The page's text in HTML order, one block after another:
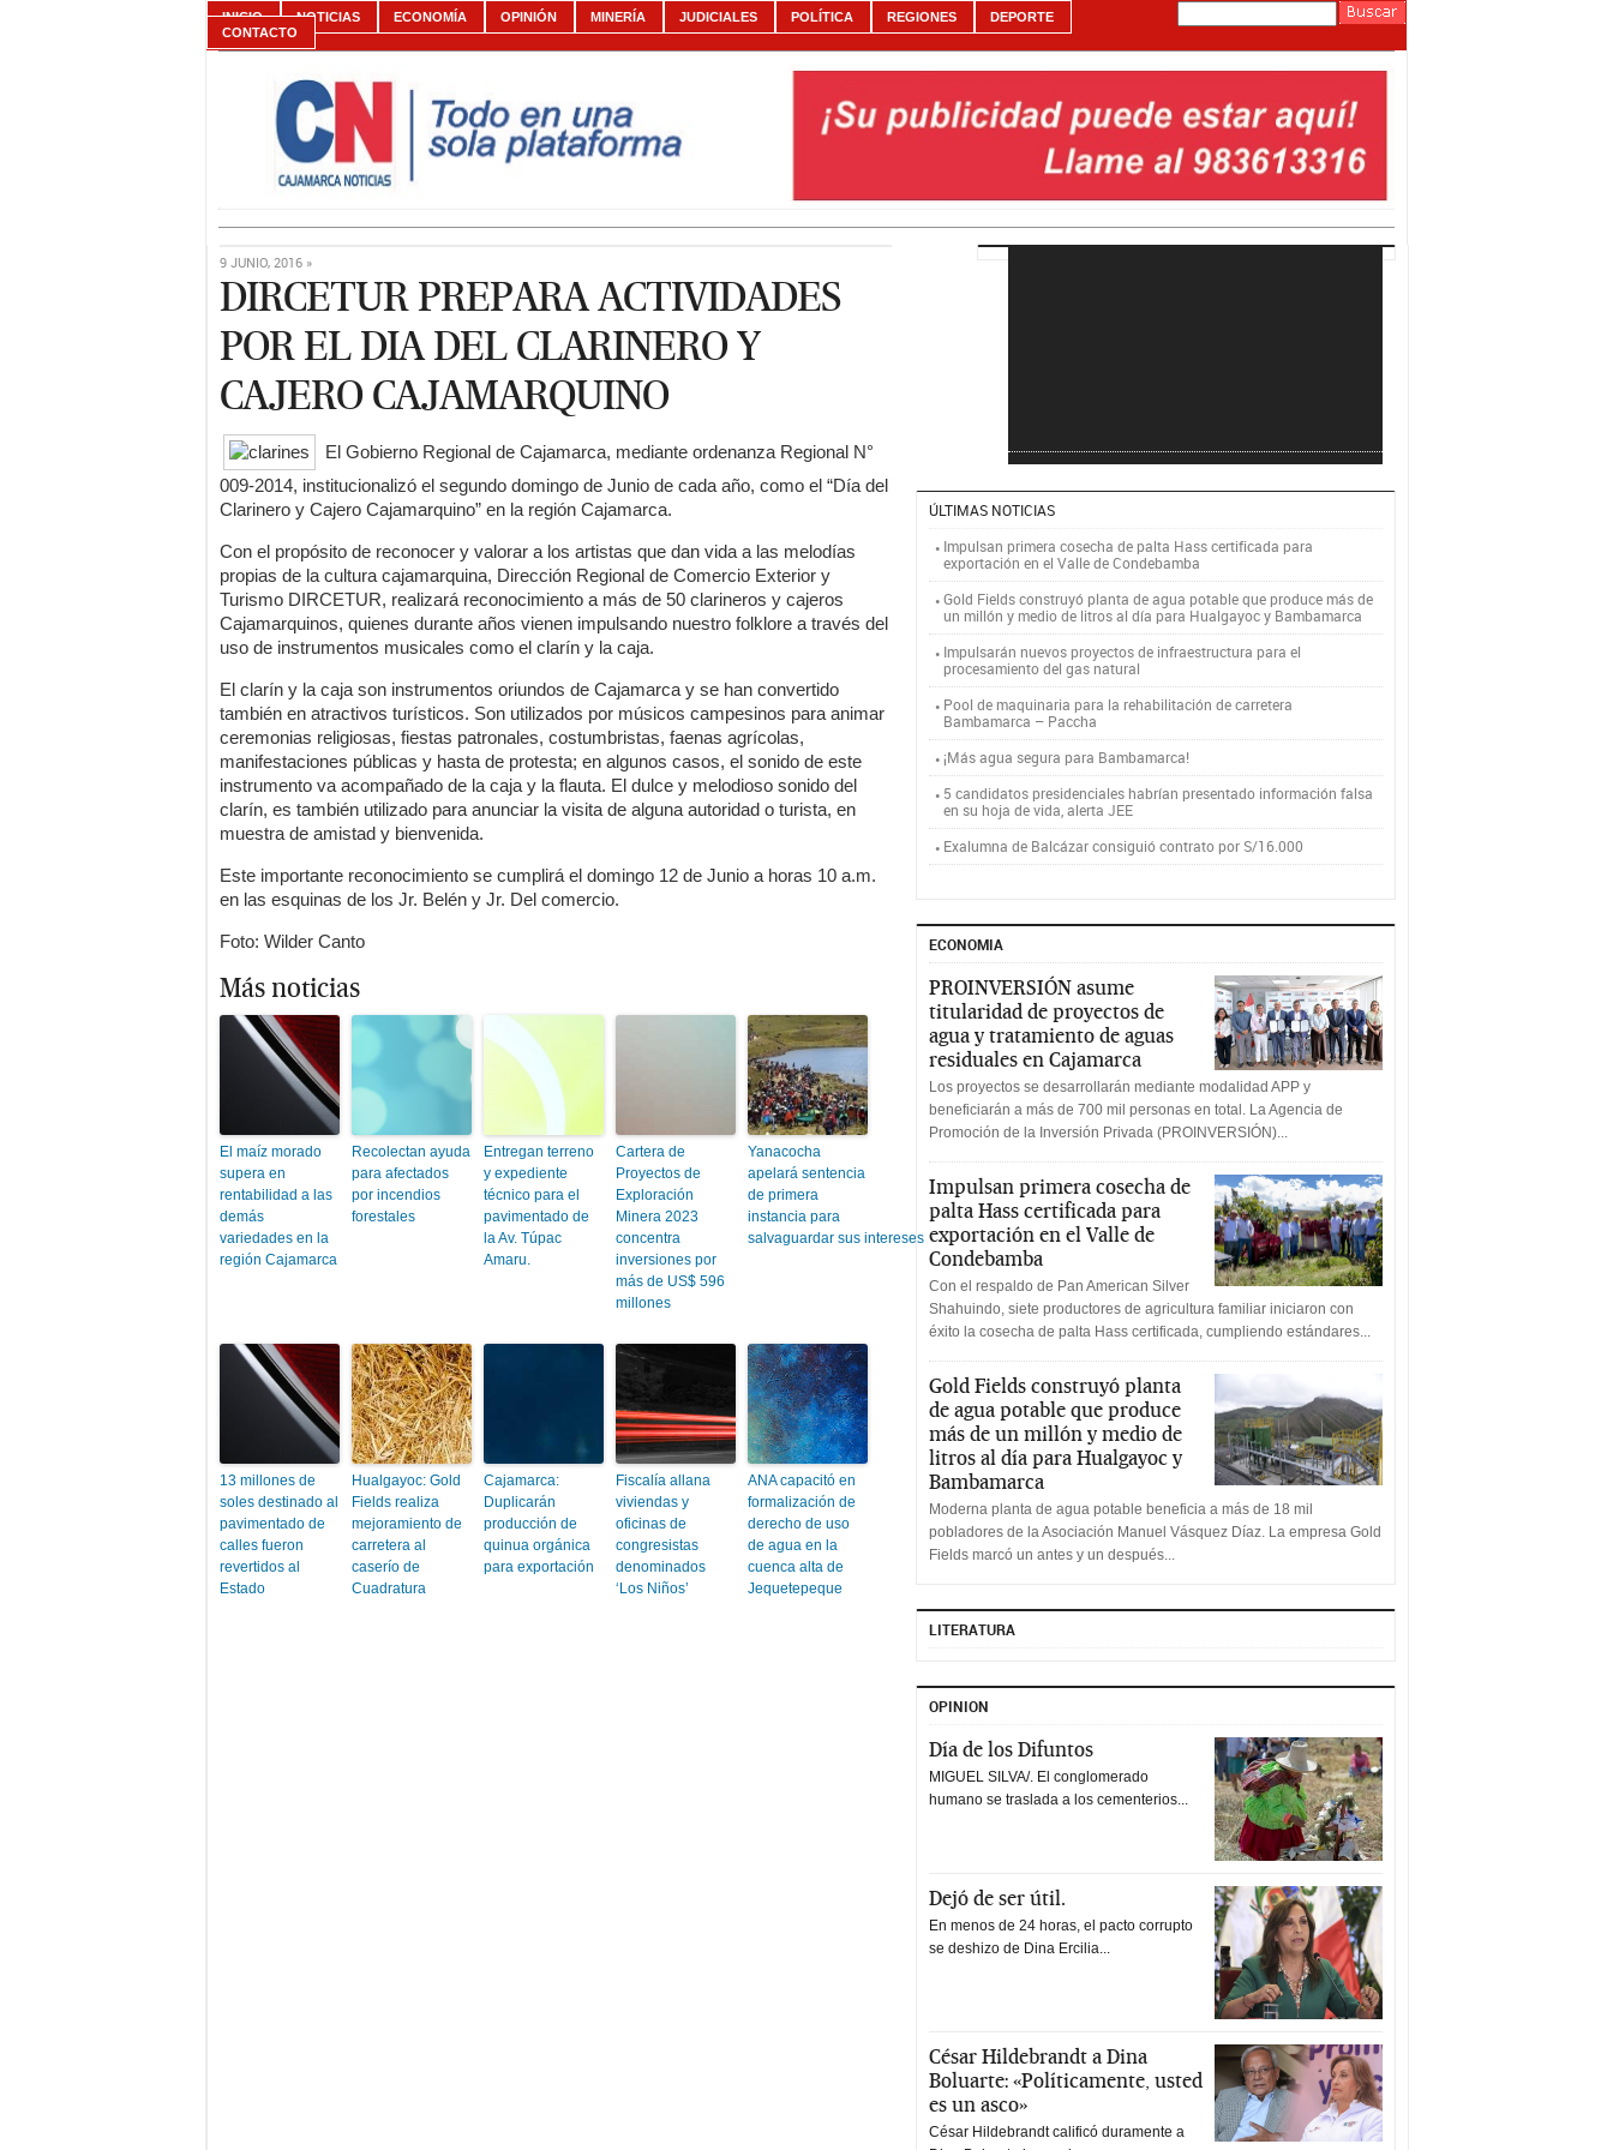
INICIO NOTICIAS ECONOMÍA OPINIÓN MINERÍA JUDICIALES POLÍTICA REGIONES
DEPORTE
CONTACTO
9 JUNIO, 2016 »
DIRCETUR PREPARA ACTIVIDADES
POR EL DIA DEL CLARINERO Y
CAJERO CAJAMARQUINO
El Gobierno Regional de Cajamarca, mediante ordenanza Regional N°
009-2014, institucionalizó el segundo domingo de Junio de cada año, como el “Día del
Clarinero y Cajero Cajamarquino” en la región Cajamarca.
Con el propósito de reconocer y valorar a los artistas que dan vida a las melodías
propias de la cultura cajamarquina, Dirección Regional de Comercio Exterior y
Turismo DIRCETUR, realizará reconocimiento a más de 50 clarineros y cajeros
Cajamarquinos, quienes durante años vienen impulsando nuestro folklore a través del
uso de instrumentos musicales como el clarín y la caja.
El clarín y la caja son instrumentos oriundos de Cajamarca y se han convertido
también en atractivos turísticos. Son utilizados por músicos campesinos para animar
ceremonias religiosas, fiestas patronales, costumbristas, faenas agrícolas,
manifestaciones públicas y hasta de protesta; en algunos casos, el sonido de este
instrumento va acompañado de la caja y la flauta. El dulce y melodioso sonido del
clarín, es también utilizado para anunciar la visita de alguna autoridad o turista, en
muestra de amistad y bienvenida.
Este importante reconocimiento se cumplirá el domingo 12 de Junio a horas 10 a.m.
en las esquinas de los Jr. Belén y Jr. Del comercio.
Foto: Wilder Canto
Más noticias
El maíz morado
supera en
rentabilidad a las
demás
variedades en la
región Cajamarca
Recolectan ayuda
para afectados
por incendios
forestales
Entregan terreno
y expediente
técnico para el
pavimentado de
la Av. Túpac
Amaru.
Cartera de
Proyectos de
Exploración
Minera 2023
concentra
inversiones por
más de US$ 596
millones
Yanacocha
apelará sentencia
de primera
instancia para
salvaguardar sus intereses
13 millones de
soles destinado al
pavimentado de
calles fueron
revertidos al
Estado
Hualgayoc: Gold
Fields realiza
mejoramiento de
carretera al
caserío de
Cuadratura
Cajamarca:
Duplicarán
producción de
quinua orgánica
para exportación
Fiscalía allana
viviendas y
oficinas de
congresistas
denominados
‘Los Niños’
ANA capacitó en
formalización de
derecho de uso
de agua en la
cuenca alta de
Jequetepeque
ÚLTIMAS NOTICIAS
Impulsan primera cosecha de palta Hass certificada para
exportación en el Valle de Condebamba
Gold Fields construyó planta de agua potable que produce más de
un millón y medio de litros al día para Hualgayoc y Bambamarca
Impulsarán nuevos proyectos de infraestructura para el
procesamiento del gas natural
Pool de maquinaria para la rehabilitación de carretera
Bambamarca – Paccha
¡Más agua segura para Bambamarca!
5 candidatos presidenciales habrían presentado información falsa
en su hoja de vida, alerta JEE
Exalumna de Balcázar consiguió contrato por S/16.000
ECONOMIA
PROINVERSIÓN asume
titularidad de proyectos de
agua y tratamiento de aguas
residuales en Cajamarca
Los proyectos se desarrollarán mediante modalidad APP y
beneficiarán a más de 700 mil personas en total. La Agencia de
Promoción de la Inversión Privada (PROINVERSIÓN)...
Impulsan primera cosecha de
palta Hass certificada para
exportación en el Valle de
Condebamba
Con el respaldo de Pan American Silver
Shahuindo, siete productores de agricultura familiar iniciaron con
éxito la cosecha de palta Hass certificada, cumpliendo estándares...
Gold Fields construyó planta
de agua potable que produce
más de un millón y medio de
litros al día para Hualgayoc y
Bambamarca
Moderna planta de agua potable beneficia a más de 18 mil
pobladores de la Asociación Manuel Vásquez Díaz. La empresa Gold
Fields marcó un antes y un después...
LITERATURA
OPINION
Día de los Difuntos
MIGUEL SILVA/. El conglomerado
humano se traslada a los cementerios...
Dejó de ser útil.
En menos de 24 horas, el pacto corrupto
se deshizo de Dina Ercilia...
César Hildebrandt a Dina
Boluarte: «Políticamente, usted
es un asco»
César Hildebrandt calificó duramente a